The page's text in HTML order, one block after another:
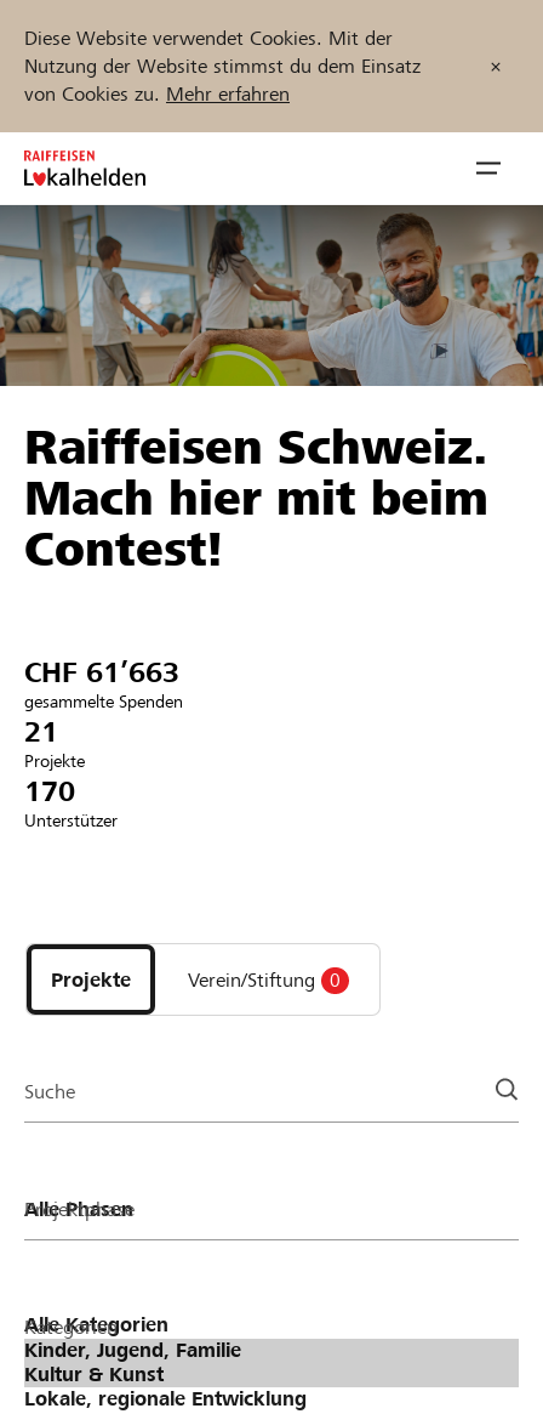
Diese Website verwendet Cookies. Mit der
Nutzung der Website stimmst du dem Einsatz
von Cookies zu. Mehr erfahren
Zum
Inhalt
springen
öffnen
Unterstützen
Hilfe & Support
Anmelden
Registrieren
Projekte und Organisationen finden
Jetzt starten
Raiffeisen Schweiz.
Mach hier mit beim
Contest!
CHF 61’663
gesammelte Spenden
21
Projekte
170
Unterstützer
Projekte
und
Organisationen
Projekte Verein/Stiftung 0
Suche
Projektphase
Kategorien